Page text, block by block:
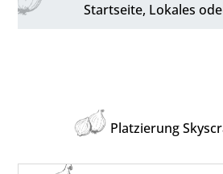
Startseite, Lokales
Platzierung